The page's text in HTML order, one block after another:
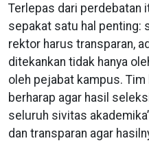
Terlepas dari perdebatan
sepakat satu hal penting:
rektor harus transparan,
ditekankan tidak hanya
oleh pejabat kampus.
berharap agar hasil
seluruh sivitas
dan transparan agar